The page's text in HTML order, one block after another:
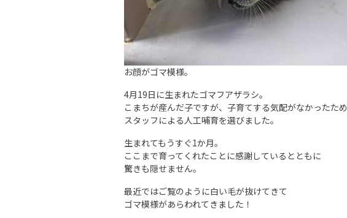
お顔がゴマ模様。
4月19日に生まれたゴマフアザラシ。
こまちが産んだ子ですが、子育てする気配がなかったため
スタッフによる人工哺育を選びました。
生まれてもうすぐ1か月。
ここまで育ってくれたことに感謝しているとともに
驚きも隠せません。
最近ではご覧のように白い毛が抜けてきて
ゴマ模様があらわれてきました！